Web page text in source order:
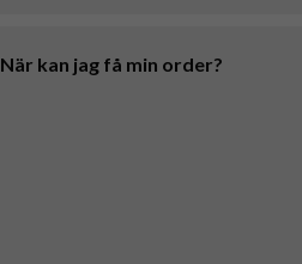
När kan jag få min order?